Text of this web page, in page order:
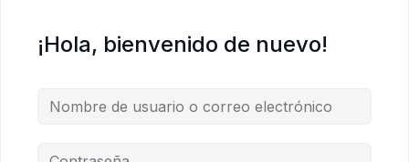
¡Hola, bienvenido de nuevo!